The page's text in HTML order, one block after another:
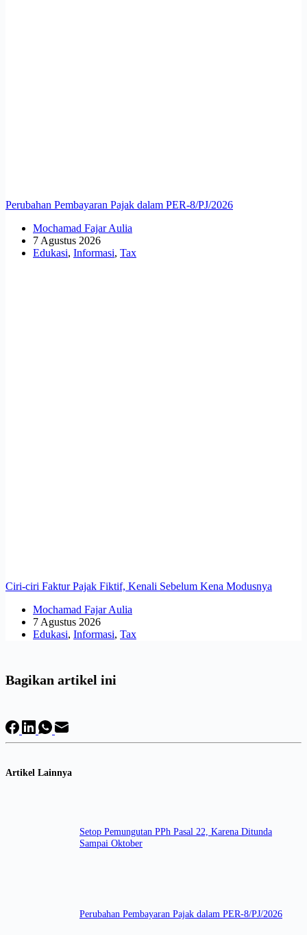
Perubahan Pembayaran Pajak dalam PER-8/PJ/2026
Mochamad Fajar Aulia
7 Agustus 2026
Edukasi, Informasi, Tax
Ciri-ciri Faktur Pajak Fiktif, Kenali Sebelum Kena Modusnya
Mochamad Fajar Aulia
7 Agustus 2026
Edukasi, Informasi, Tax
Bagikan artikel ini
Artikel Lainnya
Setop Pemungutan PPh Pasal 22, Karena Ditunda
Sampai Oktober
Perubahan Pembayaran Pajak dalam PER-8/PJ/2026